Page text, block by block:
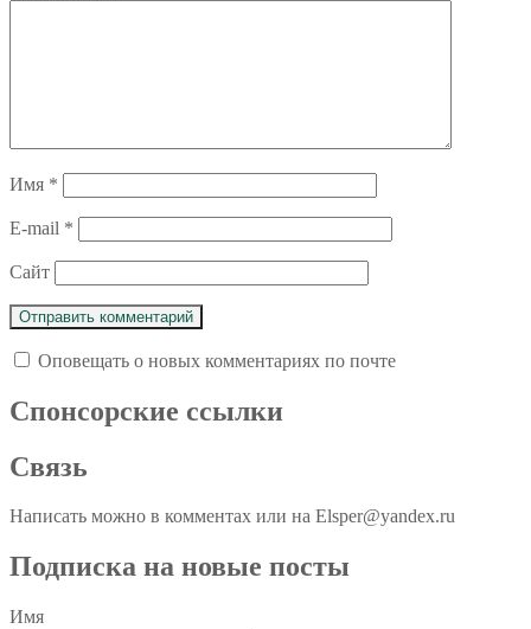
Имя *
E-mail *
Сайт
Оповещать о новых комментариях по почте
Спoнcopcкиe ссылки
Связь
Написать можно в комментах или на Elsper@yandex.ru
Подписка на новые посты
Имя